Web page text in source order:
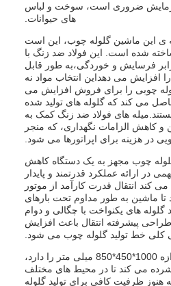
ضروری است، سوخت و لباس
های حیوانات.
ی این ماشین گلوله چوب، این است
شده است. این فولاد ضد زنگ با
فرسایش و خوردگی،به طور قابل
می دهداین انتخاب مواد نه
چوبی را برای فروش افزایش می
می کند که گلوله های تولید شده
های فولاد ضد زنگ کمک به
کاهش الزامات نگهداری، که منجر
در هزینه برای اپراتورها می شود.
چوب مجهز به یک دستگاه کاهش
ارائه عملکرد قدرتمند و پایدار
کند انتقال قدرت کارآمد از موتور
تا ماشین به طور مداوم تحت بارهای
گلوله های یکنواخت با چگالی و دوام
پیشرفته انتقال باعث افزایش
کلی خط تولید گلوله چوب می شود.
از نظر ابعاد، این ماشین اندازه 1000*450*850 میلی متر را دارد،
می کند تا در محیط های مختلف
هنوز ظرفیت کافی برای تولید گلوله